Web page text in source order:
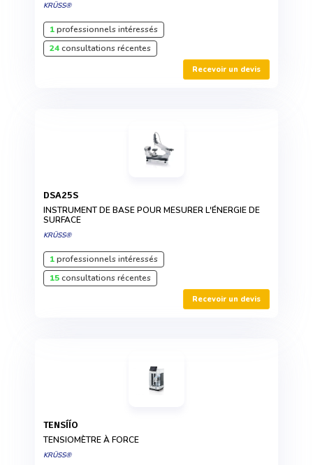
KRÜSS®
1professionnels intéressés
24consultations récentes
Recevoir un devis
DSA25S
INSTRUMENT DE BASE POUR MESURER L'ÉNERGIE DE
SURFACE
KRÜSS®
1professionnels intéressés
15consultations récentes
Recevoir un devis
TENSÍÍO
TENSIOMÈTRE À FORCE
KRÜSS®